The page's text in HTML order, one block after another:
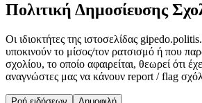
Πολιτική Δημοσίευσης
Οι ιδιοκτήτες της ιστοσελίδας
υποκινούν το μίσος/τον ρατσισμό ή που
σχολίου, το οποίο αφαιρείται, θεωρεί ότι
αναγνώστες μας να κάνουν report / flag